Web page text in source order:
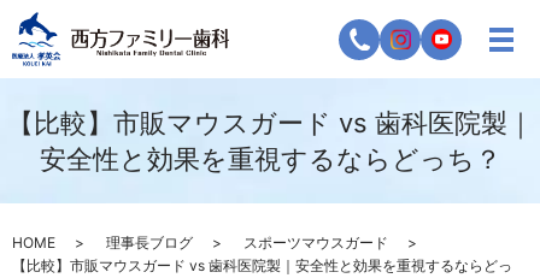
【比較】市販マウスガード vs 歯科医院製｜
安全性と効果を重視するならどっち？
HOME 理事長ブログ
スポーツマウスガード
【比較】市販マウスガード vs 歯科医院製｜安全性と効果を重視するならどっ